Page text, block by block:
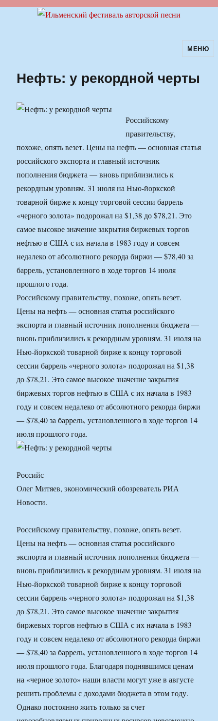
Ильменский фестиваль авторскойМЕНЮ
Нефть: у рекордной черты
Российскому
правительству,
похоже, опять везет. Цены на нефть — основная статья
российского экспорта и главный источник
пополнения бюджета — вновь приблизились к
рекордным уровням. 31 июля на Нью-йоркской
товарной бирже к концу торговой сессии баррель
«черного золота» подорожал на $1,38 до $78,21. Это
самое высокое значение закрытия биржевых торгов
нефтью в США с их начала в 1983 году и совсем
недалеко от абсолютного рекорда биржи — $78,40 за
баррель, установленного в ходе торгов 14 июля
прошлого года.
Российскому правительству, похоже, опять везет.
Цены на нефть — основная статья российского
экспорта и главный источник пополнения бюджета —
вновь приблизились к рекордным уровням. 31 июля на
Нью-йоркской товарной бирже к концу торговой
сессии баррель «черного золота» подорожал на $1,38
до $78,21. Это самое высокое значение закрытия
биржевых торгов нефтью в США с их начала в 1983
году и совсем недалеко от абсолютного рекорда биржи
— $78,40 за баррель, установленного в ходе торгов 14
июля прошлого года.
Российс
Олег Митяев, экономический обозреватель РИА
Новости.
Российскому правительству, похоже, опять везет.
Цены на нефть — основная статья российского
экспорта и главный источник пополнения бюджета —
вновь приблизились к рекордным уровням. 31 июля на
Нью-йоркской товарной бирже к концу торговой
сессии баррель «черного золота» подорожал на $1,38
до $78,21. Это самое высокое значение закрытия
биржевых торгов нефтью в США с их начала в 1983
году и совсем недалеко от абсолютного рекорда биржи
— $78,40 за баррель, установленного в ходе торгов 14
июля прошлого года. Благодаря поднявшимся ценам
на «черное золото» наши власти могут уже в августе
решить проблемы с доходами бюджета в этом году.
Однако постоянно жить только за счет